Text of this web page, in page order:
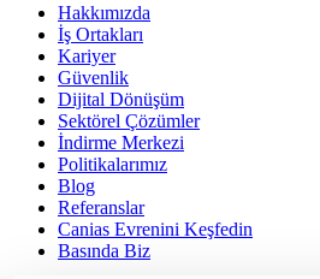
Hakkımızda
İş Ortakları
Kariyer
Güvenlik
Dijital Dönüşüm
Sektörel Çözümler
İndirme Merkezi
Politikalarımız
Blog
Referanslar
Canias Evrenini Keşfedin
Basında Biz